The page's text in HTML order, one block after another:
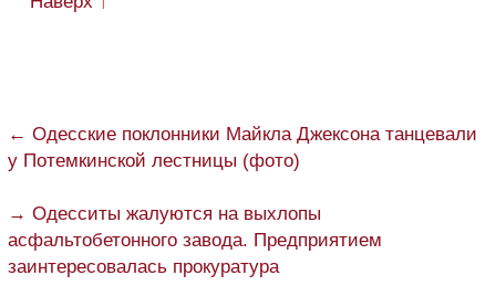
← Одесские поклонники Майкла Джексона танцевали
у Потемкинской лестницы (фото)
→ Одесситы жалуются на выхлопы
асфальтобетонного завода. Предприятием
заинтересовалась прокуратура